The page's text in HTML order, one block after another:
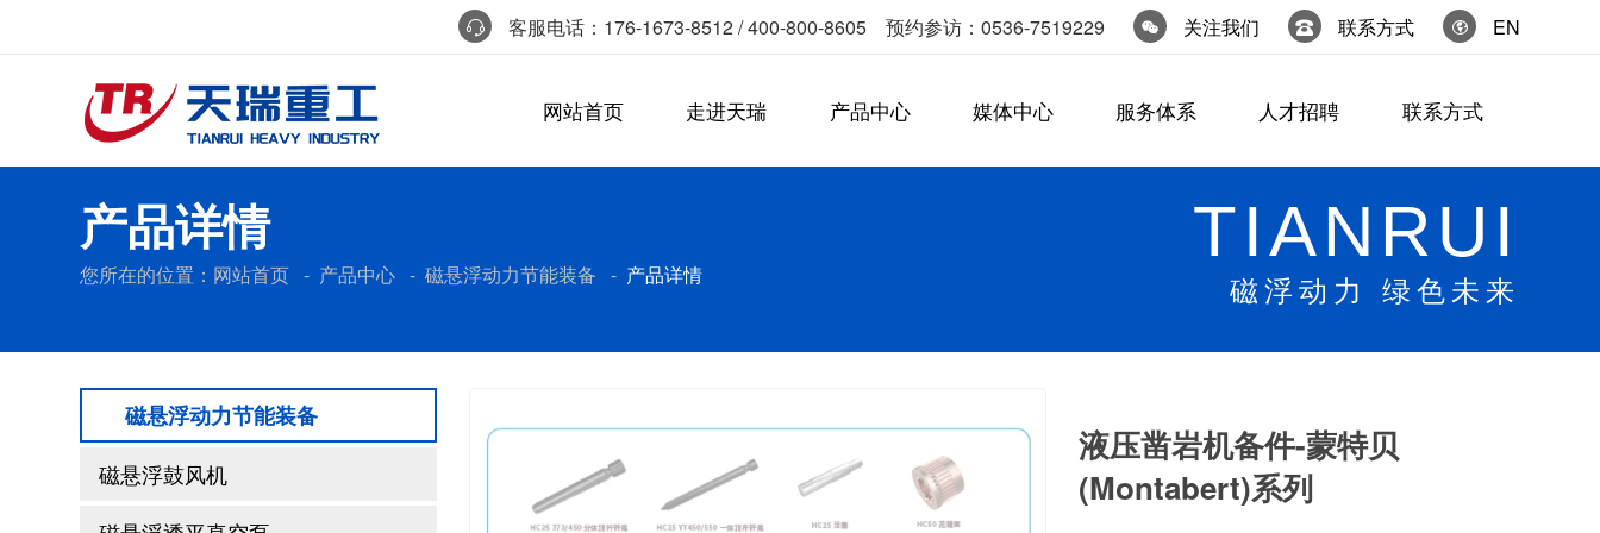
客服电话：176-1673-8512 / 400-800-8605 预约参访：0536-7519229 关注我们 联系方式 EN
网站首页 走进天瑞 产品中心 媒体中心 服务体系 人才招聘 联系方式
产品详情
您所在的位置： 网站首页 - 产品中心 -磁悬浮动力节能装备 - 产品详情
TIANRUI
磁浮动力 绿色未来
磁悬浮动力节能装备
磁悬浮鼓风机
液压凿岩机备件-蒙特贝
(Montabert)系列